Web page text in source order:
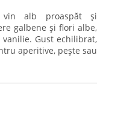
alb proaspăt și
galbene și flori albe,
Gust echilibrat,
aperitive, pește sau